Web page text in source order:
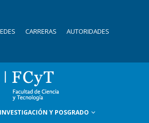
CARRERAS AUTORIDADES
INVESTIGACIÓN Y POSGRADO